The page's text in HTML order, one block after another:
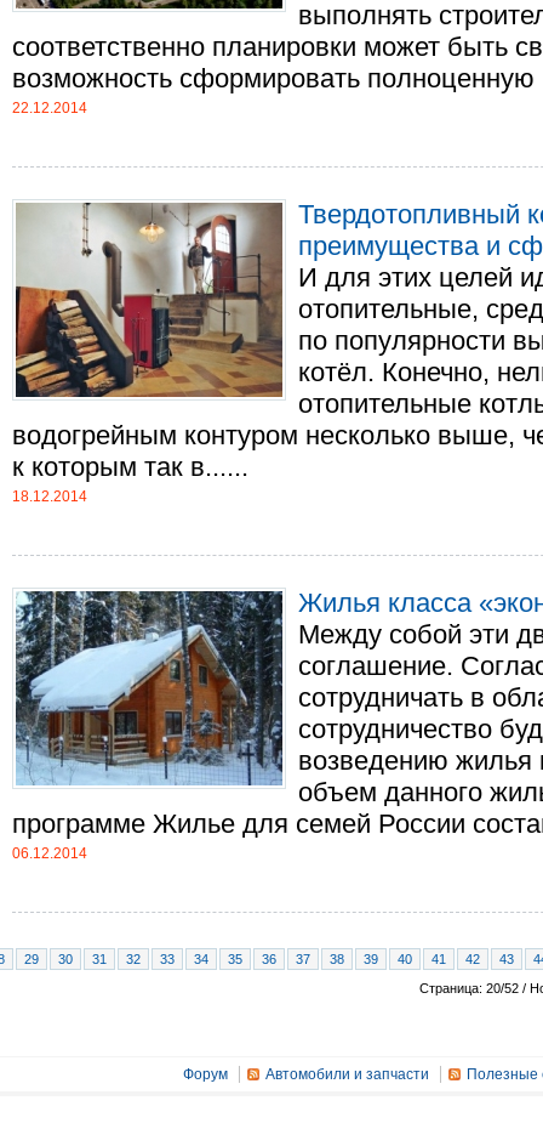
выполнять
соответственно планировки может быть
возможность сформировать полноценную
22.12.2014
Твердотопливный
преимущества и
И для этих целей
отопительные,
по популярности
котёл. Конечно,
отопительные
водогрейным контуром несколько выше,
к которым так в......
18.12.2014
Жилья класса
Между собой эти
соглашение.
сотрудничать в
сотрудничество
возведению
объем данного
программе Жилье для семей России
06.12.2014
29 30 31 32 33 34 35 36 37 38 39 40 41 42 43
Страница: 20/52 /
Форум Автомобили и запчасти Полезные